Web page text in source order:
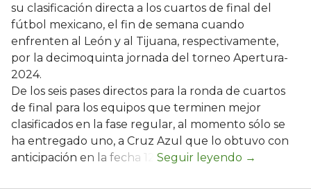
su clasificación directa a los cuartos de final del
fútbol mexicano, el fin de semana cuando
enfrenten al León y al Tijuana, respectivamente,
por la decimoquinta jornada del torneo Apertura-
2024.
De los seis pases directos para la ronda de cuartos
de final para los equipos que terminen mejor
clasificados en la fase regular, al momento sólo se
ha entregado uno, a Cruz Azul que lo obtuvo con
anticipación en la fecha 12.